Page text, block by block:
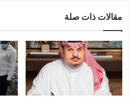
مقالات ذات صلة